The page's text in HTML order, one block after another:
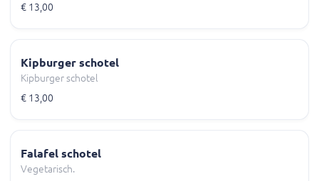
€ 13,00
Kipburger schotel
Kipburger schotel
€ 13,00
Falafel schotel
Vegetarisch.